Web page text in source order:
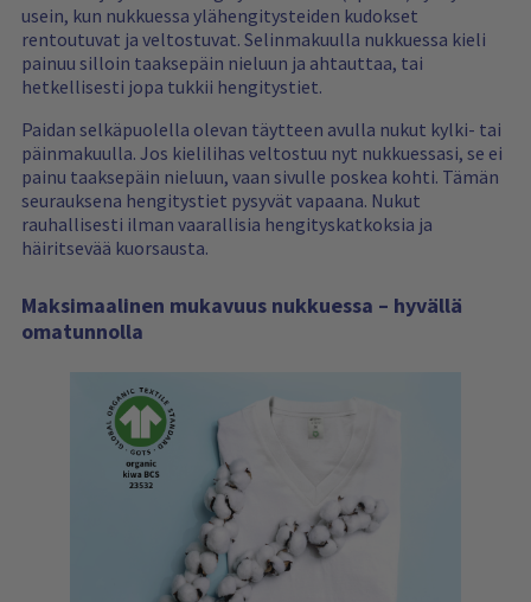
usein, kun nukkuessa ylähengitysteiden kudokset
rentoutuvat ja veltostuvat. Selinmakuulla nukkuessa kieli
painuu silloin taaksepäin nieluun ja ahtauttaa, tai
hetkellisesti jopa tukkii hengitystiet.
Paidan selkäpuolella olevan täytteen avulla nukut kylki- tai
päinmakuulla. Jos kielilihas veltostuu nyt nukkuessasi, se ei
painu taaksepäin nieluun, vaan sivulle poskea kohti. Tämän
seurauksena hengitystiet pysyvät vapaana. Nukut
rauhallisesti ilman vaarallisia hengityskatkoksia ja
häiritsevää kuorsausta.
Maksimaalinen mukavuus nukkuessa – hyvällä
omatunnolla